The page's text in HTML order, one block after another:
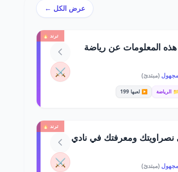
عرض الكل ←
ترند 🔥
المعلومات عن رياضة
مجهول (مبتدئ)
📁 الرياضة ▶️ لعبها 199
⚔️
ترند 🔥
نصراويتك ومعرفتك في نادي
مجهول (مبتدئ) ⚔️